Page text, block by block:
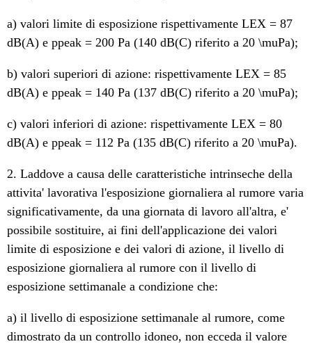
a) valori limite di esposizione rispettivamente LEX = 87
dB(A) e ppeak = 200 Pa (140 dB(C) riferito a 20 \muPa);
b) valori superiori di azione: rispettivamente LEX = 85
dB(A) e ppeak = 140 Pa (137 dB(C) riferito a 20 \muPa);
c) valori inferiori di azione: rispettivamente LEX = 80
dB(A) e ppeak = 112 Pa (135 dB(C) riferito a 20 \muPa).
2. Laddove a causa delle caratteristiche intrinseche della
attivita' lavorativa l'esposizione giornaliera al rumore varia
significativamente, da una giornata di lavoro all'altra, e'
possibile sostituire, ai fini dell'applicazione dei valori
limite di esposizione e dei valori di azione, il livello di
esposizione giornaliera al rumore con il livello di
esposizione settimanale a condizione che:
a) il livello di esposizione settimanale al rumore, come
dimostrato da un controllo idoneo, non ecceda il valore